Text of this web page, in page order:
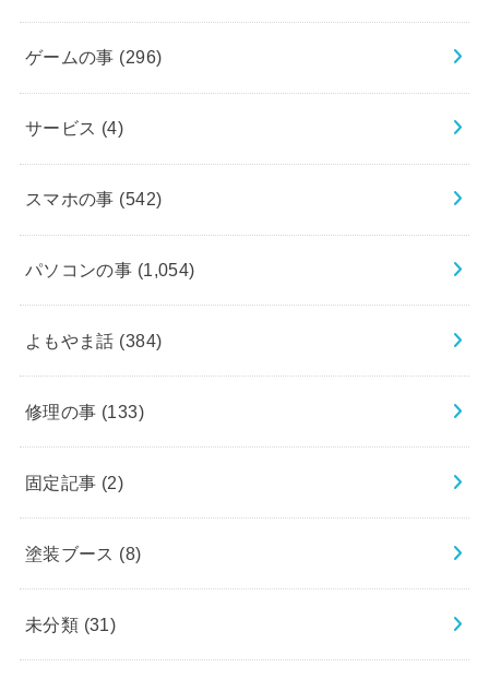
ゲームの事 (296)
サービス (4)
スマホの事 (542)
パソコンの事 (1,054)
よもやま話 (384)
修理の事 (133)
固定記事 (2)
塗装ブース (8)
未分類 (31)